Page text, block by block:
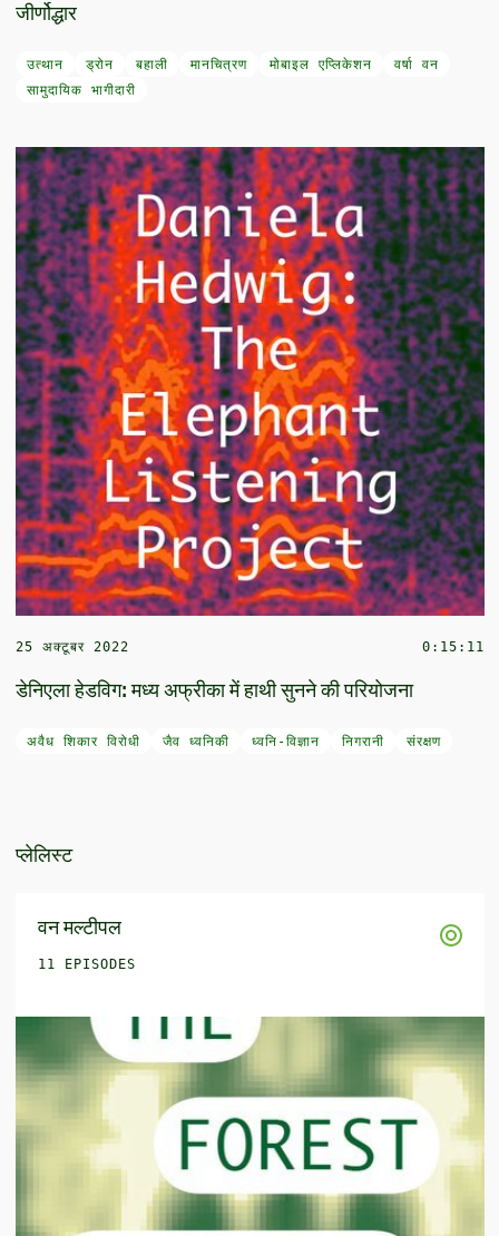
जीर्णोद्धार
उत्थान ड्रोन बहाली मानचित्रण मोबाइल एप्लिकेशन
वर्षा वन
सामुदायिक भागीदारी
25 अक्टूबर 2022 0:15:11
डेनिएला हेडविग: मध्य अफ्रीका में हाथी सुनने की परियोजना
अवैध शिकार विरोधी जैव ध्वनिकी ध्वनि-विज्ञान निगरानी संरक्षण
प्लेलिस्ट
वन मल्टीपल
11 EPISODES